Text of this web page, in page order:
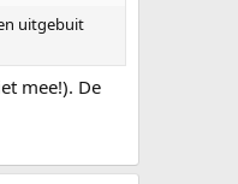
uitgebuit
mee!). De